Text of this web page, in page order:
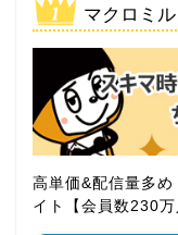
マクロミル
高単価&配信量多
イト【会員数230万